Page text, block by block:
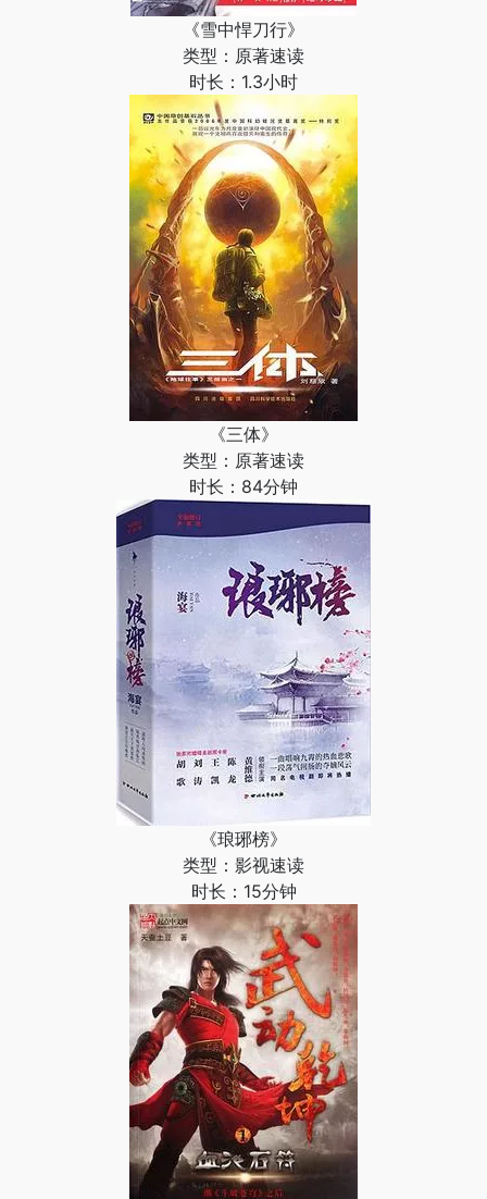
《雪中悍刀行》
类型：原著速读
时长：1.3小时
《三体》
类型：原著速读
时长：84分钟
《琅琊榜》
类型：影视速读
时长：15分钟